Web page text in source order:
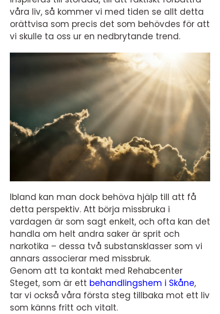
våra liv, så kommer vi med tiden se allt detta
orättvisa som precis det som behövdes för att
vi skulle ta oss ur en nedbrytande trend.
Ibland kan man dock behöva hjälp till att få
detta perspektiv. Att börja missbruka i
vardagen är som sagt enkelt, och ofta kan det
handla om helt andra saker är sprit och
narkotika – dessa två substansklasser som vi
annars associerar med missbruk.
Genom att ta kontakt med Rehabcenter
Steget, som är ett behandlingshem i Skåne,
tar vi också våra första steg tillbaka mot ett liv
som känns fritt och vitalt.